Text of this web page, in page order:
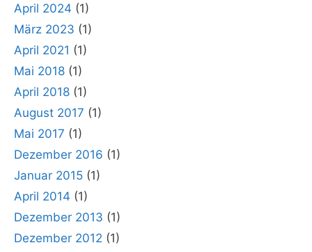
April 2024 (1)
März 2023 (1)
April 2021 (1)
Mai 2018 (1)
April 2018 (1)
August 2017 (1)
Mai 2017 (1)
Dezember 2016 (1)
Januar 2015 (1)
April 2014 (1)
Dezember 2013 (1)
Dezember 2012 (1)